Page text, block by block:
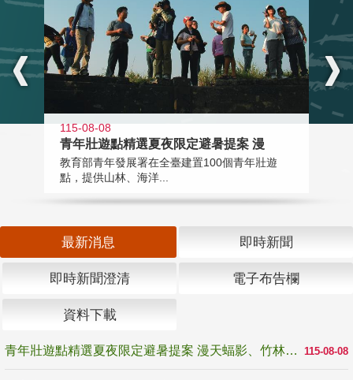
115-08-08
青年壯遊點精選夏夜限定避暑提案 漫
教育部青年發展署在全臺建置100個青年壯遊
點，提供山林、海洋...
最新消息 即時新聞
即時新聞澄清 電子布告欄
資料下載
115-08-08
青年壯遊點精選夏夜限定避暑提案 漫天蝠影、竹林尋蛙、茶香夜觀 邀青年暮色出發